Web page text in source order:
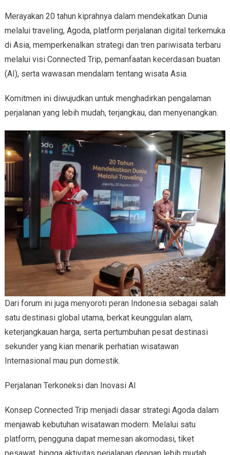
Merayakan 20 tahun kiprahnya dalam mendekatkan Dunia
melalui traveling, Agoda, platform perjalanan digital terkemuka
di Asia, memperkenalkan strategi dan tren pariwisata terbaru
melalui visi Connected Trip, pemanfaatan kecerdasan buatan
(AI), serta wawasan mendalam tentang wisata Asia.
Komitmen ini diwujudkan untuk menghadirkan pengalaman
perjalanan yang lebih mudah, terjangkau, dan menyenangkan.
Dari forum ini juga menyoroti peran Indonesia sebagai salah
satu destinasi global utama, berkat keunggulan alam,
keterjangkauan harga, serta pertumbuhan pesat destinasi
sekunder yang kian menarik perhatian wisatawan
Internasional mau pun domestik.
Perjalanan Terkoneksi dan Inovasi AI
Konsep Connected Trip menjadi dasar strategi Agoda dalam
menjawab kebutuhan wisatawan modern. Melalui satu
platform, pengguna dapat memesan akomodasi, tiket